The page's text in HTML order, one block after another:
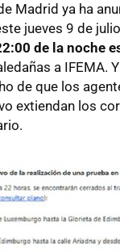
Madrid ya ha
jueves 9 de
de la noche
a IFEMA.
de que los
extiendan los